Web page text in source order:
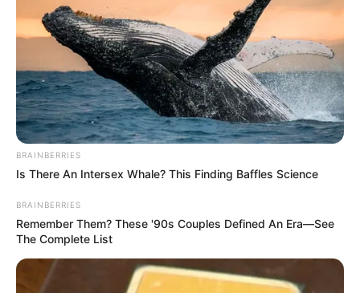
BRAINBERRIES
Is There An Intersex Whale? This Finding Baffles Science
BRAINBERRIES
Remember Them? These '90s Couples Defined An Era—See
The Complete List